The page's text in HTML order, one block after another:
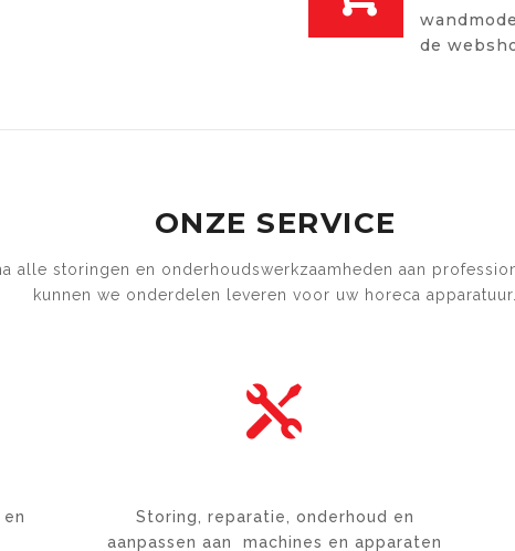
de
ONZE SERVICE
alle storingen en onderhoudswerkzaamheden aan
kunnen we onderdelen leveren voor uw horeca apparatuur.

Storing, reparatie, onderhoud en
aanpassen aan machines en apparaten